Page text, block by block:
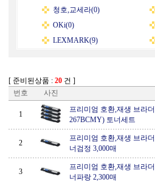
청호,교세라(0)
OKi(0)
LEXMARK(9)
[ 준비된상품 : 20 건 ]
번호
사진
1
프리미엄 호환,재생 브라
267BCMY) 토너세트
2
프리미엄 호환,재생 브라
너검정 3,000매
3
프리미엄 호환,재생 브라
너파랑 2,300매